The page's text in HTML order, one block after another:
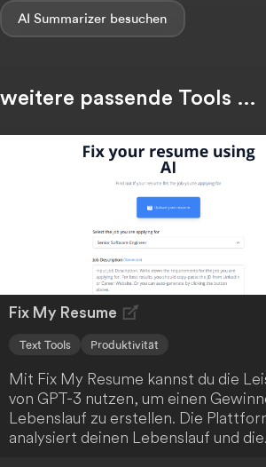
AI Summarizer
weitere passende Tools …
Fix My Resume
Text Tools Produktivität
Mit Fix My Resume kannst du die
von GPT-3 nutzen, um einen
Lebenslauf zu erstellen. Die
analysiert deinen Lebenslauf und die